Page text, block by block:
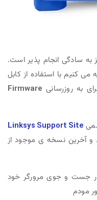
به سادگی انجام پذیر است.
می کنیم با استفاده از کابل
به روزرسانی Firmware
Linksys Support Site
و آخرین نسخه ی موجود از
جست و جوی مرورگر خود
مودم